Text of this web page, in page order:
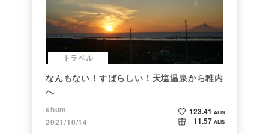
トラベル
なんもない！すばらしい！天塩温泉から稚内
へ
shum
2021/10/14
123.41 ALIS
11.57 ALIS